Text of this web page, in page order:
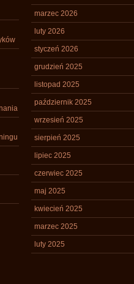
marzec 2026
luty 2026
styczeń 2026
grudzień 2025
listopad 2025
październik 2025
wrzesień 2025
sierpień 2025
lipiec 2025
czerwiec 2025
maj 2025
kwiecień 2025
marzec 2025
luty 2025